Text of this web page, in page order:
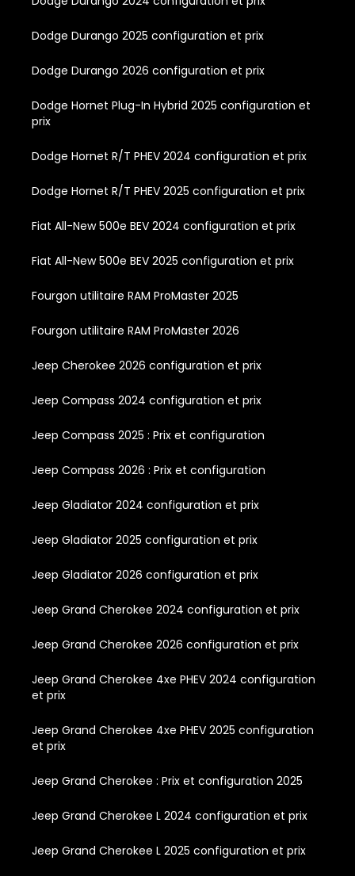
Dodge Durango 2025 configuration et prix
Dodge Durango 2026 configuration et prix
Dodge Hornet Plug-In Hybrid 2025 configuration et
prix
Dodge Hornet R/T PHEV 2024 configuration et prix
Dodge Hornet R/T PHEV 2025 configuration et prix
Fiat All-New 500e BEV 2024 configuration et prix
Fiat All-New 500e BEV 2025 configuration et prix
Fourgon utilitaire RAM ProMaster 2025
Fourgon utilitaire RAM ProMaster 2026
Jeep Cherokee 2026 configuration et prix
Jeep Compass 2024 configuration et prix
Jeep Compass 2025 : Prix et configuration
Jeep Compass 2026 : Prix et configuration
Jeep Gladiator 2024 configuration et prix
Jeep Gladiator 2025 configuration et prix
Jeep Gladiator 2026 configuration et prix
Jeep Grand Cherokee 2024 configuration et prix
Jeep Grand Cherokee 2026 configuration et prix
Jeep Grand Cherokee 4xe PHEV 2024 configuration
et prix
Jeep Grand Cherokee 4xe PHEV 2025 configuration
et prix
Jeep Grand Cherokee : Prix et configuration 2025
Jeep Grand Cherokee L 2024 configuration et prix
Jeep Grand Cherokee L 2025 configuration et prix